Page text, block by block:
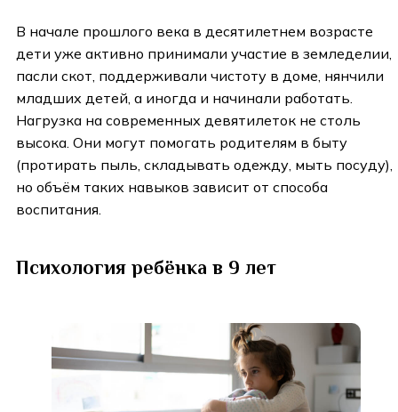
В начале прошлого века в десятилетнем возрасте
дети уже активно принимали участие в земледелии,
пасли скот, поддерживали чистоту в доме, нянчили
младших детей, а иногда и начинали работать.
Нагрузка на современных девятилеток не столь
высока. Они могут помогать родителям в быту
(протирать пыль, складывать одежду, мыть посуду),
но объём таких навыков зависит от способа
воспитания.
Психология ребёнка в 9 лет